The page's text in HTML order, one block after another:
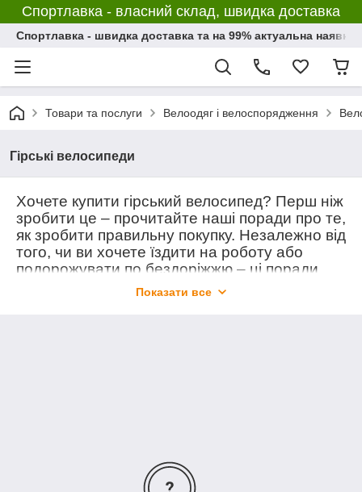
Спортлавка - власний склад, швидка доставка
Спортлавка - швидка доставка та на 99% актуальна
Товари та послуги Велоодяг і велоспорядження
Гірські велосипеди
Хочете купити гірський велосипед? Перш ніж
зробити це – прочитайте наші поради про те,
як зробити правильну покупку. Незалежно від
того, чи ви хочете їздити на роботу або
подорожувати по бездоріжжю – ці поради
допоможуть вам прийняти рішення про
Показати все